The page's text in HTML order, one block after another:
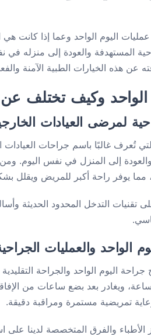
اليوم الواحد وعما إذا كانت
المستهدفة والعودة إلى منزله في
هذه الخيارات الطبية الآمنة
وكيف تختلف عن
لمرضى العيادات
تُعرف غالبًا باسم جراحات
إلى المنزل في نفس اليوم. ومن
يوفر راحة أكبر للمريض ويقلل
تقنيات التدخل المحدود الحديثة
الواحد والعمليات
اليوم الواحد والجراحة
ويغادر بعد بضع ساعات من
تمريضية مستمرة ومراقبة دقيقة.
الأطباء والفرق المتخصصة لدينا على